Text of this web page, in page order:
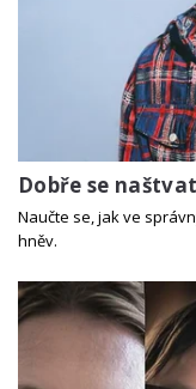
Dobře se naštvat
Naučte se, jak ve
hněv.